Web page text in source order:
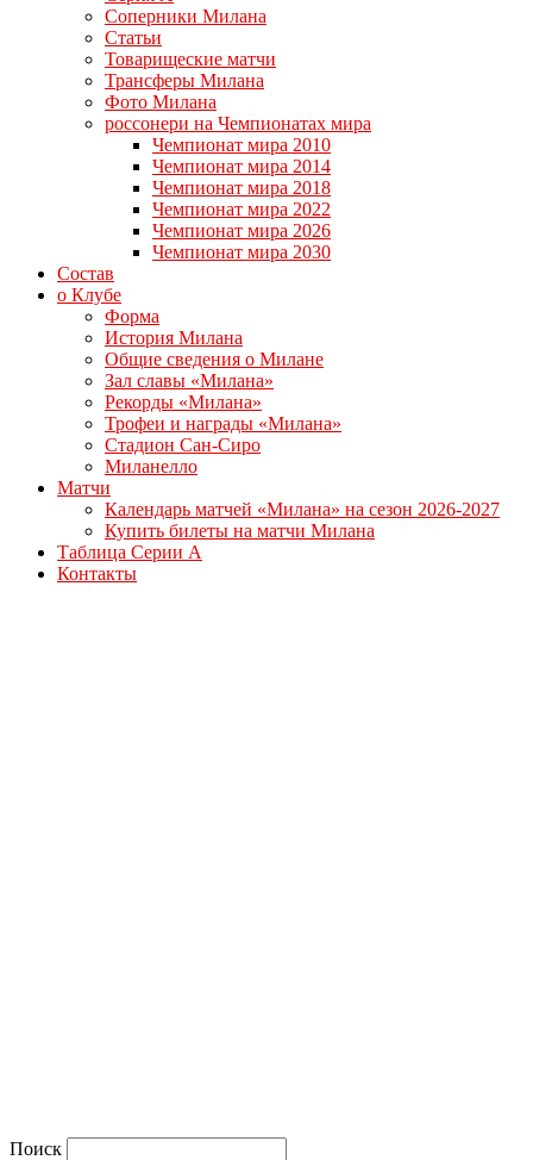
Соперники Милана
Статьи
Товарищеские матчи
Трансферы Милана
Фото Милана
россонери на Чемпионатах мира
Чемпионат мира 2010
Чемпионат мира 2014
Чемпионат мира 2018
Чемпионат мира 2022
Чемпионат мира 2026
Чемпионат мира 2030
Состав
о Клубе
Форма
История Милана
Общие сведения о Милане
Зал славы «Милана»
Рекорды «Милана»
Трофеи и награды «Милана»
Стадион Сан-Сиро
Миланелло
Матчи
Календарь матчей «Милана» на сезон 2026-2027
Купить билеты на матчи Милана
Таблица Серии А
Контакты
Поиск